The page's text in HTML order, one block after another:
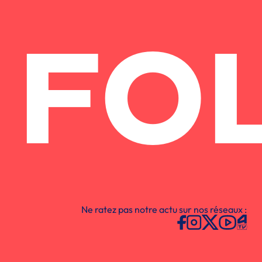
Ne ratez pas notre actu sur nos réseaux :